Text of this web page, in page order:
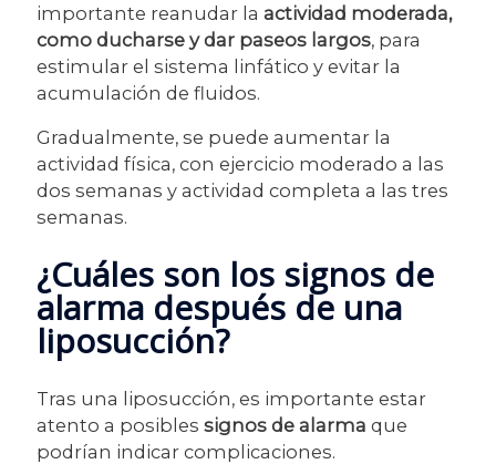
importante reanudar laactividad moderada,
como ducharse y dar paseos largos, para
estimular el sistema linfático y evitar la
acumulación de fluidos.
Gradualmente, se puede aumentar la
actividad física, con ejercicio moderado a las
dos semanas y actividad completa a las tres
semanas.
¿Cuáles son los signos de
alarma después de una
liposucción?
Tras una liposucción, es importante estar
atento a posiblessignos de alarma que
podrían indicar complicaciones.